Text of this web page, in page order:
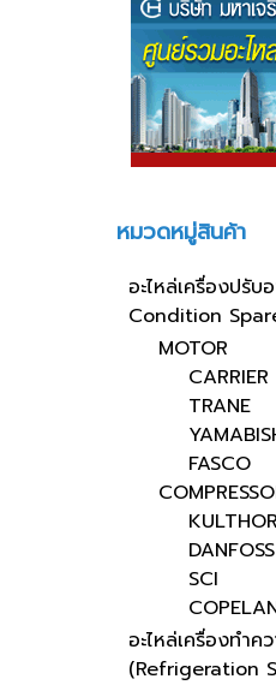
หมวดหมู่สินค้า
อะไหล่เครื่องปรั
Condition
MOTOR
CARRIER
TRANE
FASCO
DANFOSS
SCI
อะไหล่เครื่องทำค
(Refrigeration